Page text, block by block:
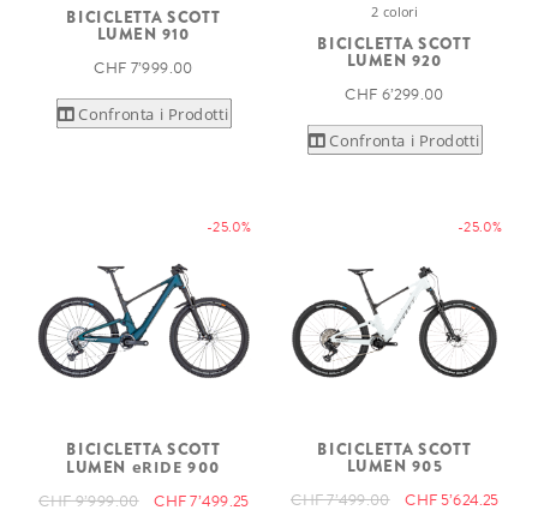
BICICLETTA SCOTT
LUMEN 910
CHF 7’999.00
Confronta i Prodotti
2 colori
BICICLETTA SCOTT
LUMEN 920
CHF 6’299.00
Confronta i Prodotti
-25.0%
BICICLETTA SCOTT
LUMEN eRIDE 900
CHF 9’999.00 CHF 7’499.25
-25.0%
BICICLETTA SCOTT
LUMEN 905
CHF 7’499.00 CHF 5’624.25